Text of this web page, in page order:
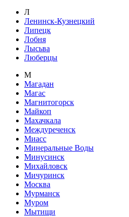
Л
Ленинск-Кузнецкий
Липецк
Лобня
Лысьва
Люберцы
М
Магадан
Магас
Магнитогорск
Майкоп
Махачкала
Междуреченск
Миасс
Минеральные Воды
Минусинск
Михайловск
Мичуринск
Москва
Мурманск
Муром
Мытищи